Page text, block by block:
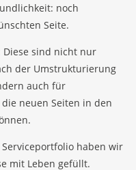
noch
Seite.
Diese sind nicht nur
der Umstrukturierung
auch für
neuen Seiten in den
haben wir
mit Leben gefüllt.